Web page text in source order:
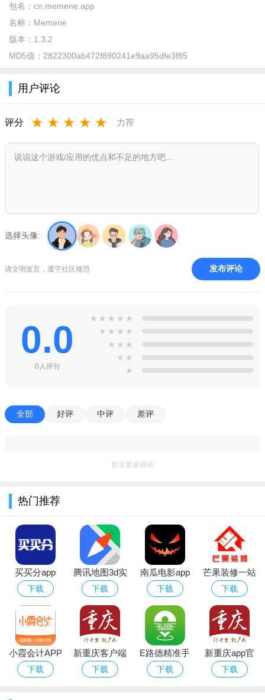
Memene 是一个性化信息聚合与推送平台，主打打破信息茧
房、多源聚合、专家推荐、AI 个性化推送、事实核查等功能，支
持通过邮箱、微信、钉钉、飞书等渠道接收内容。
1、个性化精准推送，依据用户阅读偏好等构建专属画像，匹
2、多渠道内容聚合，通过分布式爬虫与 API 接口，实时汇聚
主流媒体、期刊等海量资讯。
资讯板块，查看推送与内容。
5、持续学习用户行为，动态更新专属画像，精准识别显性与
隐性兴趣，赋予兴趣权重。
一键生成极具设计感的内容卡片，支持多种人文风预设模
版，适配全平台呈现。
多渠道分发与推送
达私域与社群，在分享中重构深度社交纽带。
内容的“神”而非仅仅是“形”。
软件亮点：
推送，内容精准匹配。
2. 打破信息茧房：拓宽认知边界，引入多元视角，培养批判
性思维。
3. 信息权威多样：来源权威且多样，赋予用户控制权，做个
人信息品味执行者。
包名： cn.memene.app
名称： Memene
版本： 1.3.2
MD5值： 2822300ab472f890241e9aa95dfe3f85
用户评论
评分 ★ ★ ★ ★ ★ 力荐
选择头像:
请文明发言，遵守社区规范 发布评论
0.0
0人评分
★ ★ ★ ★ ★
★ ★ ★ ★
★ ★ ★
★ ★
★
全部 好评 中评 差评
暂无更多评论
热门推荐
买买分app
下载
腾讯地图3d实
景导航高清免
费版
下载
南瓜电影app
官方2023最新
版下载
下载
芒果装修一站
式专修服务
下载
小霞会计APP
下载
新重庆客户端
app下载最新
下载
E路德精准手
机导航app
下载
新重庆app官
方免费版
下载